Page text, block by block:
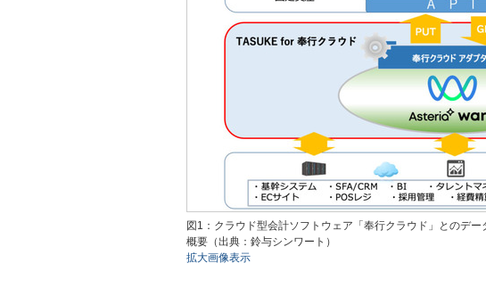
図1：クラウド型会計ソフトウェア「奉行クラウド」とのデ
概要（出典：鈴与シンワート）
拡大画像表示